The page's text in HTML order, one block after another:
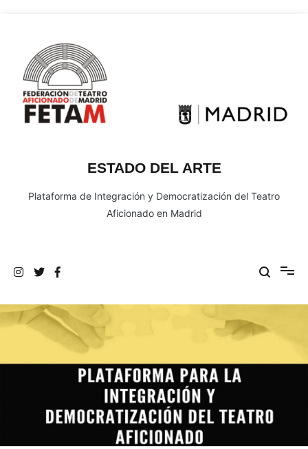
contenido
ESTADO DEL ARTE
Plataforma de Integración y Democratización del Teatro
Aficionado en Madrid